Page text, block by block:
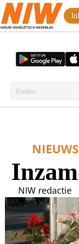
NIEUWS
NIW redactie